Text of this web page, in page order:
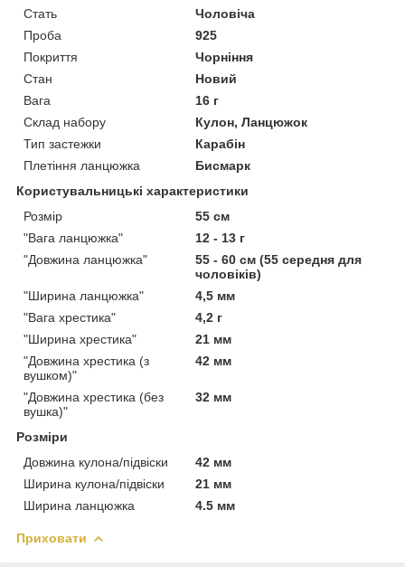
Стать
Чоловіча
Проба
925
Покриття
Чорніння
Стан
Новий
Вага
16 г
Склад набору
Кулон, Ланцюжок
Тип застежки
Карабін
Плетіння ланцюжка
Бисмарк
Користувальницькі характеристики
Розмір
55 см
"Вага ланцюжка"
12 - 13 г
"Довжина ланцюжка"
55 - 60 см (55 середня для
чоловіків)
"Ширина ланцюжка"
4,5 мм
"Вага хрестика"
4,2 г
"Ширина хрестика"
21 мм
"Довжина хрестика (з
вушком)"
42 мм
"Довжина хрестика (без
вушка)"
32 мм
Розміри
Довжина кулона/підвіски
42 мм
Ширина кулона/підвіски
21 мм
Ширина ланцюжка
4.5 мм
Приховати